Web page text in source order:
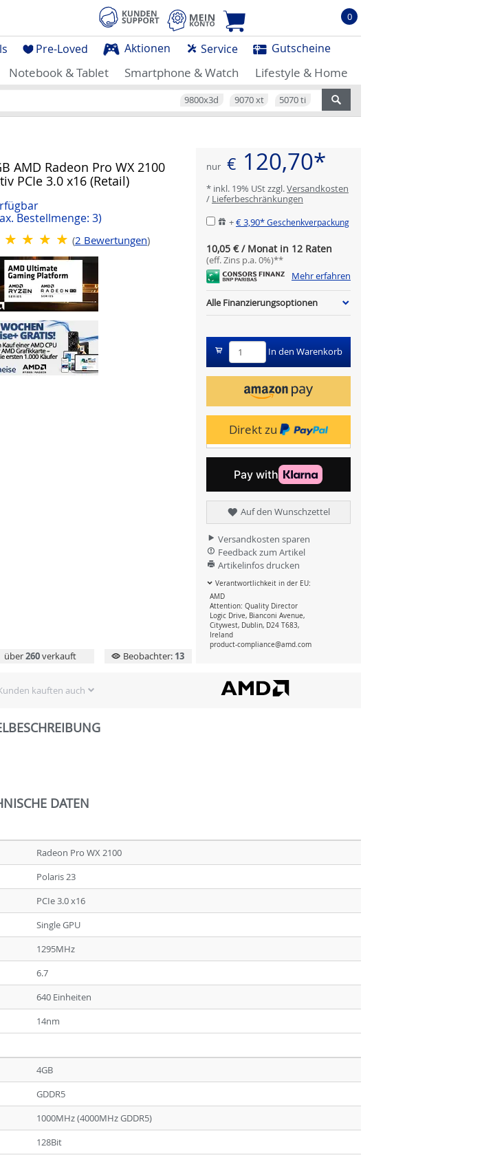
0
Pre-Loved Aktionen Service Gutscheine
Notebook & Tablet Smartphone & Watch Lifestyle & Home
9800x3d 9070 xt 5070 ti
AMD Radeon Pro WX 2100
PCIe 3.0 x16 (Retail)
Bestellmenge: 3)
(2 Bewertungen)
über260verkauft Beobachter: 13
nur € 120,70*
* inkl. 19% USt zzgl.Versandkosten
/ Lieferbeschränkungen
+€ 3,90* Geschenkverpackung
10,05 € / Monat in 12 Raten
(eff. Zins p.a. 0%)**
Mehr erfahren
Alle Finanzierungsoptionen
In den Warenkorb
Direkt zu
Auf den Wunschzettel
Versandkosten sparen
Feedback zum Artikel
Artikelinfos drucken
Verantwortlichkeit in der EU:
AMD
Attention: Quality Director
Logic Drive, Bianconi Avenue,
Citywest, Dublin, D24 T683,
Ireland
product-compliance@amd.com
kauften auch
DATEN
Radeon Pro WX 2100
Polaris 23
PCIe 3.0 x16
Single GPU
1295MHz
6.7
640 Einheiten
14nm
4GB
GDDR5
1000MHz (4000MHz GDDR5)
128Bit